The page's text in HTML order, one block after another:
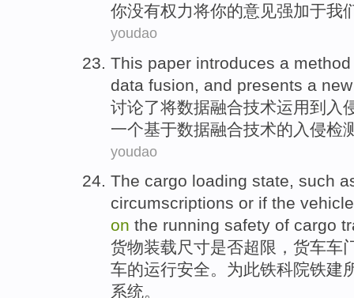
你没有权力将你的意见强加于我
youdao
This paper introduces a method
data fusion and presents a
讨论了将数据融合技术运用到 入
一个基于数据融合技术的入侵检
youdao
The cargo loading state, such
circumscriptions or if the
on the running safety of cargo
货物装载尺寸是否超限，货车车
车的运行安全。为此铁科院铁建
系统。